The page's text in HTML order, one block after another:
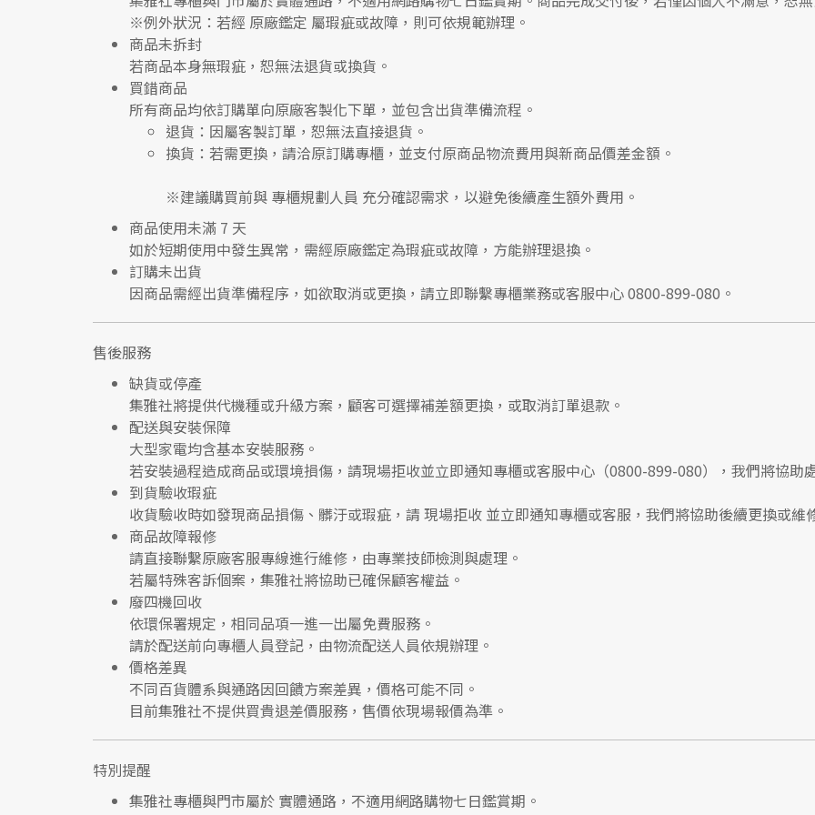
※例外狀況：若經 原廠鑑定 屬瑕疵或故障，則可依規範辦理。
商品未拆封
若商品本身無瑕疵，恕無法退貨或換貨。
買錯商品
所有商品均依訂購單向原廠客製化下單 ，並包含出貨準備流程。
退貨 ：因屬客製訂單，恕無法直接退貨。
換貨 ：若需更換，請洽原訂購專櫃，並支付原商品物流費用與新商品價差金額 。
※建議購買前與 專櫃規劃人員 充分確認需求，以避免後續產生額外費用。
商品使用未滿 7 天
如於短期使用中發生異常，需經原廠鑑定為瑕疵或故障，方能辦理退換。
訂購未出貨
因商品需經出貨準備程序，如欲取消或更換，請立即聯繫專櫃業務或客服中心 0800-899-080 。
售後服務
缺貨或停產
集雅社將提供代機種或升級方案 ，顧客可選擇補差額更換，或取消訂單退款。
配送與安裝保障
大型家電均含基本安裝服務。
若安裝過程造成商品或環境損傷，請現場拒收並立即通知專櫃或客服中心 （0800-899-080），我們將協助
到貨驗收瑕疵
收貨驗收時如發現商品損傷、髒汙或瑕疵 ，請 現場拒收 並立即通知專櫃或客服，我們將協助後續更換或維
商品故障報修
請直接聯繫原廠客服專線進行維修，由專業技師檢測與處理。
若屬特殊客訴個案，集雅社將協助已確保顧客權益。
廢四機回收
依環保署規定，相同品項一進一出屬免費服務。
請於配送前向專櫃人員登記，由物流配送人員依規辦理。
價格差異
不同百貨體系與通路因回饋方案差異，價格可能不同。
目前集雅社不提供買貴退差價服務 ，售價依現場報價為準。
特別提醒
集雅社專櫃與門市屬於 實體通路，不適用網路購物七日鑑賞期 。